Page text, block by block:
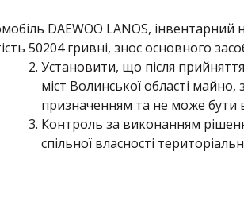
DAEWOO LANOS,
50204 гривні, знос основного
Установити, що після
міст Волинської області
призначенням та не може бути
Контроль за виконанням
спільної власності